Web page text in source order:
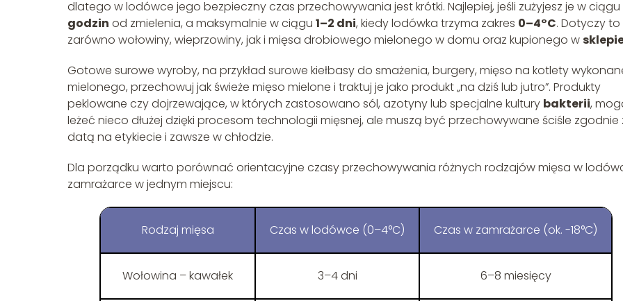
dlatego w lodówce jego bezpieczny czas przechowywania jest krótki. Najlepiej, jeśli zużyjesz je w ciągu
godzin od zmielenia, a maksymalnie w ciągu 1–2 dni, kiedy lodówka trzyma zakres 0–4°C. Dotyczy to
zarówno wołowiny, wieprzowiny, jak i mięsa drobiowego mielonego w domu oraz kupionego w
Gotowe surowe wyroby, na przykład surowe kiełbasy do smażenia, burgery, mięso na kotlety
mielonego, przechowuj jak świeże mięso mielone i traktuj je jako produkt „na dziś lub jutro”. Produkty
peklowane czy dojrzewające, w których zastosowano sól, azotyny lub specjalne kultury bakterii,
leżeć nieco dłużej dzięki procesom technologii mięsnej, ale muszą być przechowywane ściśle zgodnie
datą na etykiecie i zawsze w chłodzie.
Dla porządku warto porównać orientacyjne czasy przechowywania różnych rodzajów mięsa w
zamrażarce w jednym miejscu:
Rodzaj mięsa Czas w lodówce (0–4°C) Czas w zamrażarce (ok. -18°C)
Wołowina – kawałek 3–4 dni 6–8 miesięcy